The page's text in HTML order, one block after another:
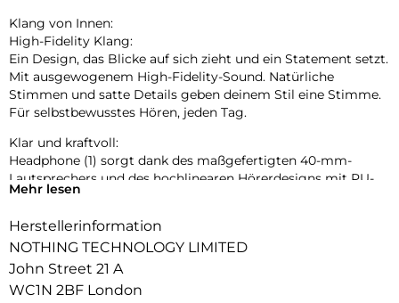
Klang von Innen:
High-Fidelity Klang:
Ein Design, das Blicke auf sich zieht und ein Statement setzt.
Mit ausgewogenem High-Fidelity-Sound. Natürliche
Stimmen und satte Details geben deinem Stil eine Stimme.
Für selbstbewusstes Hören, jeden Tag.
Klar und kraftvoll:
Headphone (1) sorgt dank des maßgefertigten 40-mm-
Lautsprechers und des hochlinearen Hörerdesigns mit PU-
Membran für eine effiziente Klangübertragung und tiefen,
Das PU-Polstermaterial ist effektiver als herkömmliche
Materialien wie PET und sorgt für tiefere, sattere Töne im
übertrifft es Industrie-Standards, minimiert Verzerrungen
Mehr lesen
Herstellerinformation
NOTHING TECHNOLOGY LIMITED
John Street 21 A
WC1N 2BF London